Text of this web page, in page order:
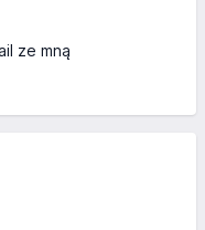
ze mną